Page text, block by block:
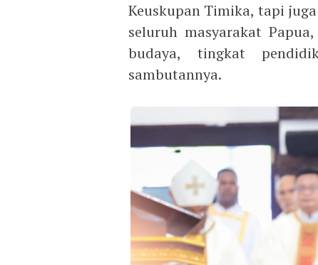
Keuskupan Timika, tapi
seluruh masyarakat
budaya, tingkat
sambutannya.